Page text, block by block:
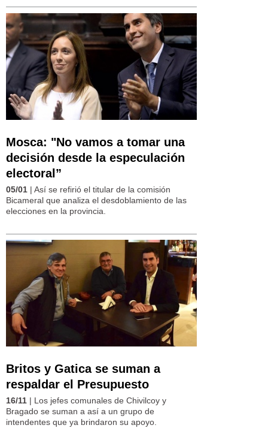
Mosca: "No vamos a tomar una
decisión desde la especulación
electoral”
05/01 | Así se refirió el titular de la comisión
Bicameral que analiza el desdoblamiento de las
elecciones en la provincia.
Britos y Gatica se suman a
respaldar el Presupuesto
16/11 | Los jefes comunales de Chivilcoy y
Bragado se suman a así a un grupo de
intendentes que ya brindaron su apoyo.